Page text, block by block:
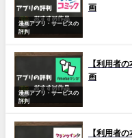
漫画アプリ・サービスの
評判
画
漫画アプリ・サービスの
評判
【利用者
画
【利用者